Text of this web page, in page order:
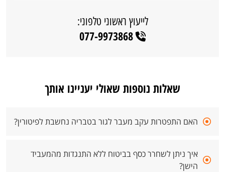
לייעוץ ראשוני טלפוני:
077-9973868
שאלות נוספות שאולי יעניינו אותך
האם התפטרות עקב מעבר לגור בטבריה נחשבת לפיטורין?
איך ניתן לשחרר כסף בביטוח ללא התנגדות מהמעביד
הישן?